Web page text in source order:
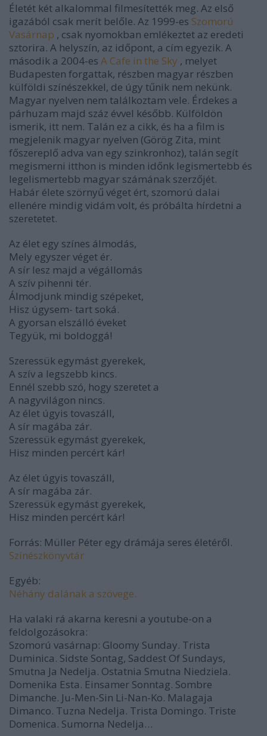
Életét két alkalommal filmesítették meg. Az első
igazából csak merít belőle. Az 1999-es Szomorú
Vasárnap , csak nyomokban emlékeztet az eredeti
sztorira. A helyszín, az időpont, a cím egyezik. A
második a 2004-es A Cafe in the Sky , melyet
Budapesten forgattak, részben magyar részben
külföldi színészekkel, de úgy tűnik nem nekünk.
Magyar nyelven nem találkoztam vele. Érdekes a
párhuzam majd száz évvel később. Külföldön
ismerik, itt nem. Talán ez a cikk, és ha a film is
megjelenik magyar nyelven (Görög Zita, mint
főszereplő adva van egy szinkronhoz), talán segít
megismerni itthon is minden időnk legismertebb és
legelismertebb magyar számának szerzőjét.
Habár élete szörnyű véget ért, szomorú dalai
ellenére mindig vidám volt, és próbálta hírdetni a
szeretetet.
Az élet egy színes álmodás,
Mely egyszer véget ér.
A sír lesz majd a végállomás
A szív pihenni tér.
Álmodjunk mindig szépeket,
Hisz úgysem- tart soká.
A gyorsan elszálló éveket
Tegyük, mi boldoggá!
Szeressük egymást gyerekek,
A szív a legszebb kincs.
Ennél szebb szó, hogy szeretet a
A nagyvilágon nincs.
Az élet úgyis tovaszáll,
A sír magába zár.
Szeressük egymást gyerekek,
Hisz minden percért kár!
Az élet úgyis tovaszáll,
A sír magába zár.
Szeressük egymást gyerekek,
Hisz minden percért kár!
Forrás: Müller Péter egy drámája seres életéről.
Színészkönyvtár
Egyéb:
Néhány dalának a szövege.
Ha valaki rá akarna keresni a youtube-on a
feldolgozásokra:
Szomorú vasárnap: Gloomy Sunday. Trista
Duminica. Sidste Sontag, Saddest Of Sundays,
Smutna Ja Nedelja. Ostatnia Smutna Niedziela.
Domenika Esta. Einsamer Sonntag. Sombre
Dimanche. Ju-Men-Sin Li-Nan-Ko. Malagaja
Dimanco. Tuzna Nedelja. Trista Domingo. Triste
Domenica. Sumorna Nedelja…